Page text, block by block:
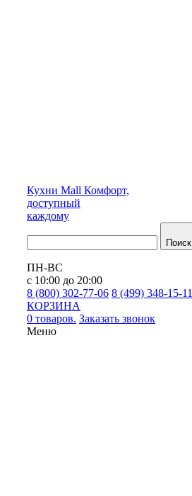
Кухни Mall Комфорт,
доступный
каждому
Поиск
ПН-ВС
с 10:00 до 20:00
8 (800) 302-77-06 8 (499) 348-15-11
КОРЗИНА
0 товаров. Заказать звонок
Меню